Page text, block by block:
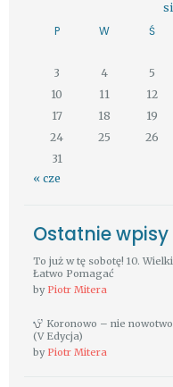
P W Ś
3
4 5
10
11 12
17
18 19
24
25 26
31
« cze
Ostatnie wpisy
To już w tę sobotę! 10.
Łatwo Pomagać
by Piotr Mitera
Koronowo – nie
(V Edycja)
by Piotr Mitera